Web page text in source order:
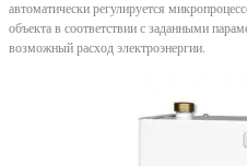
автоматически регулируется
объекта в соответствии с заданными
возможный расход электроэнергии.